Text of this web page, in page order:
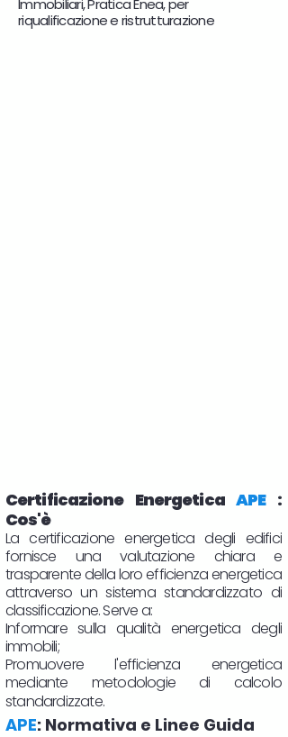
Immobiliari, Pratica Enea, per
riqualificazione e ristrutturazione
Certificazione EnergeticaAPE:
Cos'è
La certificazione energetica degli edifici
fornisce una valutazione chiara e
trasparente della loro efficienza energetica
attraverso un sistema standardizzato di
classificazione. Serve a:
Informare sulla qualità energetica degli
immobili;
Promuovere l'efficienza energetica
mediante metodologie di calcolo
standardizzate.
APE: Normativa e Linee Guida